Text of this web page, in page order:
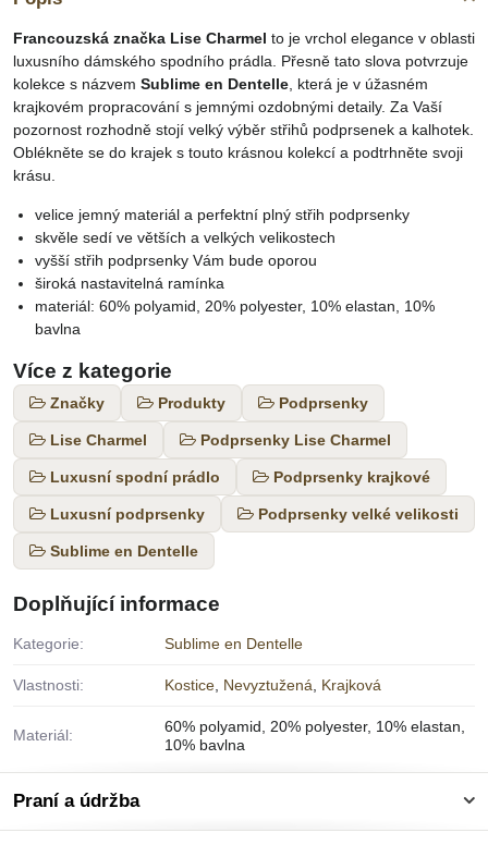
Francouzská značka Lise Charmel to je vrchol elegance v oblasti
luxusního dámského spodního prádla. Přesně tato slova potvrzuje
kolekce s názvem Sublime en Dentelle , která je v úžasném
krajkovém propracování s jemnými ozdobnými detaily. Za Vaší
pozornost rozhodně stojí velký výběr střihů podprsenek a kalhotek.
Oblékněte se do krajek s touto krásnou kolekcí a podtrhněte svoji
krásu.
velice jemný materiál a perfektní plný střih podprsenky
skvěle sedí ve větších a velkých velikostech
vyšší střih podprsenky Vám bude oporou
široká nastavitelná ramínka
materiál: 60% polyamid, 20% polyester, 10% elastan, 10%
bavlna
Více z kategorie
Značky Produkty Podprsenky
Lise Charmel Podprsenky Lise Charmel
Luxusní spodní prádlo Podprsenky krajkové
Luxusní podprsenky Podprsenky velké velikosti
Sublime en Dentelle
Doplňující informace
Kategorie: Sublime en Dentelle
Vlastnosti: Kostice Nevyztužená Krajková
Materiál:
60% polyamid, 20% polyester, 10% elastan,
10% bavlna
Praní a údržba